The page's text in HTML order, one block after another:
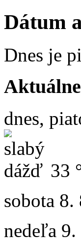
Dátum
Dnes je
dnes,
33
sobota 8.
nedeľa 9.